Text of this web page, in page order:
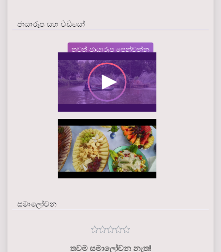
ඡායාරූප සහ වීඩියෝ
තවත් ඡායාරූප පෙන්වන්න
සමාලෝචන
තවම සමාලෝචන නැත!